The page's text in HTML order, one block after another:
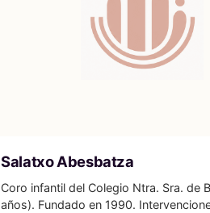
Salatxo Abesbatza
Coro infantil del Colegio Ntra. Sra. de
años). Fundado en 1990.